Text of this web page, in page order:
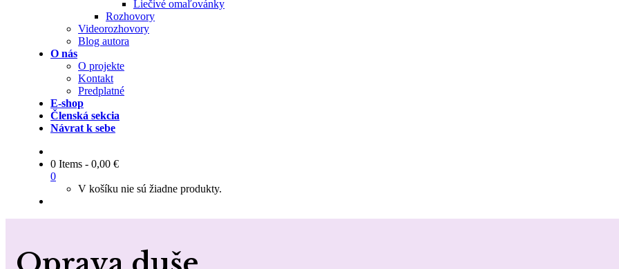
Liečivé omaľovánky
Rozhovory
Videorozhovory
Blog autora
O nás
O projekte
Kontakt
Predplatné
E-shop
Členská sekcia
Návrat k sebe
0 Items - 0,00 €
0
V košíku nie sú žiadne produkty.